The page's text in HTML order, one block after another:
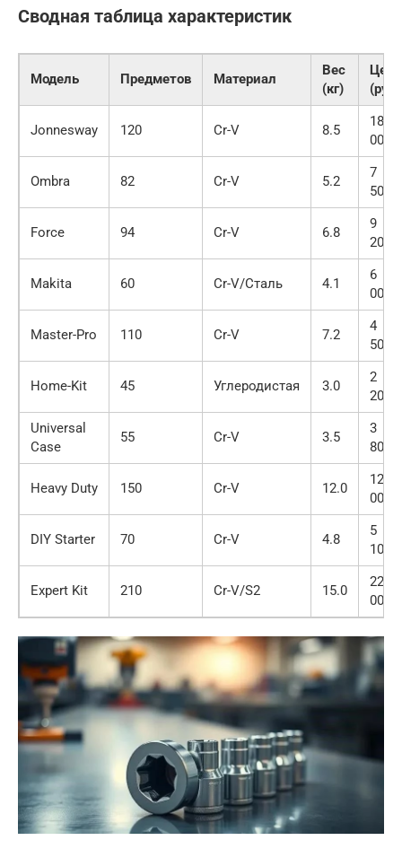
Сводная таблица характеристик
Модель Предметов Материал
Вес
(кг)
Цена
(руб)
Jonnesway 120 Cr-V 8.5
18
000
Ombra 82 Cr-V 5.2
7
500
Force 94 Cr-V 6.8
9
200
Makita 60 Cr-V/Сталь 4.1
6
000
Master-Pro 110 Cr-V 7.2
4
500
Home-Kit 45 Углеродистая 3.0
2
200
Universal
Case
55 Cr-V 3.5
3
800
Heavy Duty 150 Cr-V 12.0
12
000
DIY Starter 70 Cr-V 4.8
5
100
Expert Kit 210 Cr-V/S2 15.0
22
000